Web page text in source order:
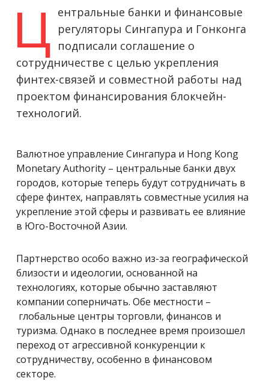
Ц ентральные банки и финансовые
регуляторы Сингапура и Гонконга
подписали соглашение о
сотрудничестве с целью укрепления
финтех-связей и совместной работы над
проектом финансирования блокчейн-
технологий.
Валютное управление Сингапура и Hong Kong
Monetary Authority – центральные банки двух
городов, которые теперь будут сотрудничать в
сфере финтех, направлять совместные усилия на
укрепление этой сферы и развивать ее влияние
в Юго-Восточной Азии.
Партнерство особо важно из-за географической
близости и идеологии, основанной на
технологиях, которые обычно заставляют
компании соперничать. Обе местности –
глобальные центры торговли, финансов и
туризма. Однако в последнее время произошел
переход от агрессивной конкуренции к
сотрудничеству, особенно в финансовом
секторе.